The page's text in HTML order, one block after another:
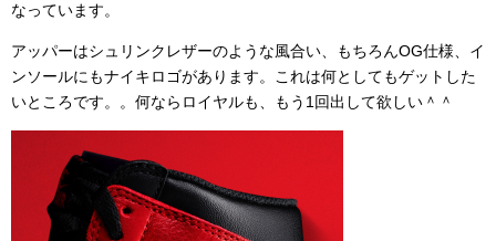
なっています。
アッパーはシュリンクレザーのような風合い、もちろんOG仕様、イ
ンソールにもナイキロゴがあります。これは何としてもゲットした
いところです。。何ならロイヤルも、もう1回出して欲しい＾＾